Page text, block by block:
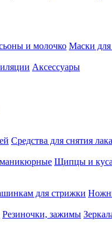
и молочко Маски для
Аксессуары
Средства для снятия лака
Щипцы и
для стрижки
Резиночки, зажимы